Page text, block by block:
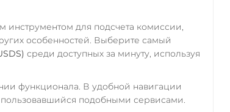
инструментом для подсчета комиссии,
особенностей. Выберите самый
среди доступных за минуту, используя
функционала. В удобной навигации
подобными сервисами.